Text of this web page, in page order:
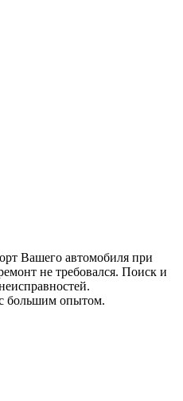
Вашего автомобиля при
не требовался. Поиск и
большим опытом.